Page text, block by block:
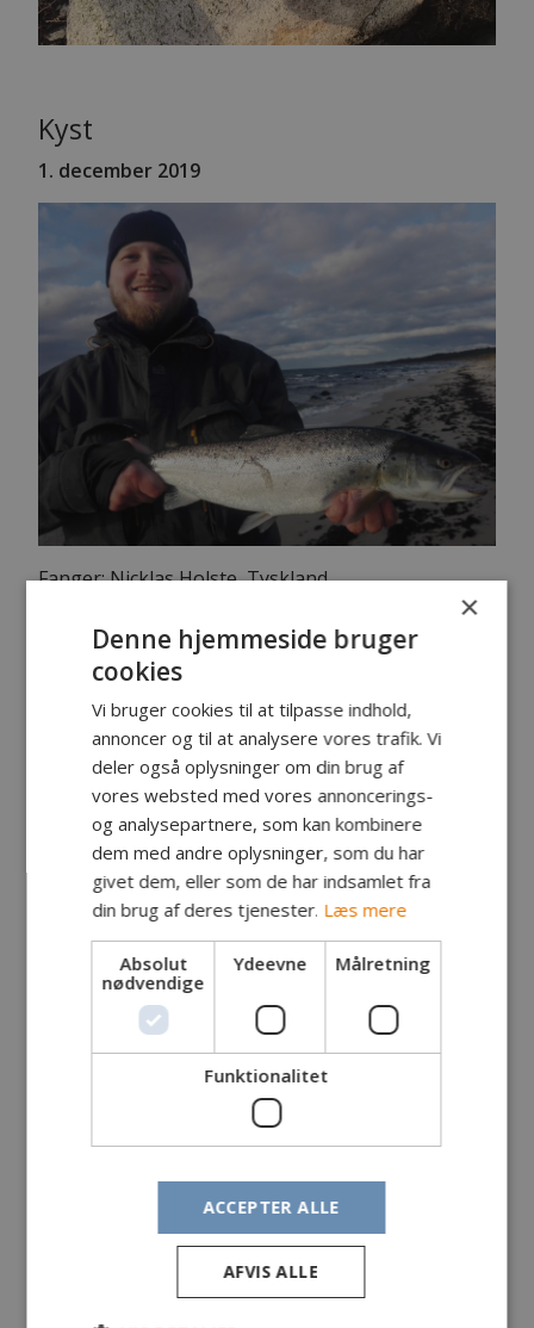
Kyst
1. december 2019
Fanger: Nicklas Holste, Tyskland
Lokalitet: Sydkysten
Tidspunkt: Kl. 11
Vægt: 2,1 kg
Længde: 58 cm
Endegrej: Blink
Egne kommentarer:
25. marts 2019
×
Denne hjemmeside bruger
cookies
Vi bruger cookies til at tilpasse indhold,
annoncer og til at analysere vores trafik. Vi
deler også oplysninger om din brug af
vores websted med vores annoncerings-
og analysepartnere, som kan kombinere
dem med andre oplysninger, som du har
givet dem, eller som de har indsamlet fra
din brug af deres tjenester. Læs mere
Absolut
nødvendige
Ydeevne Målretning
Funktionalitet
ACCEPTER ALLE
AFVIS ALLE